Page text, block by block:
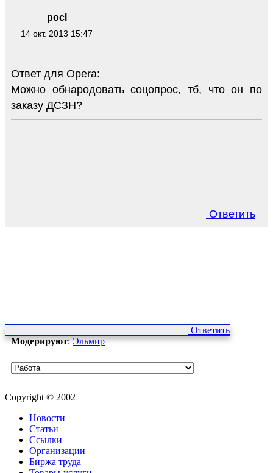
pocl
14 окт. 2013 15:47
Ответ для Opera:
Можно обнародовать соцопрос, тб, что он по
заказу ДСЗН?
Ответить
Ответить
Модерируют:Эльмир
Copyright © 2002
Новости
Статьи
Ссылки
Организации
Биржа труда